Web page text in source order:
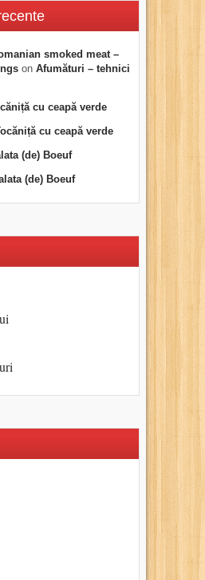
smoked meat –
on Afumături – tehnici
cu ceapă verde
cu ceapă verde
(de) Boeuf
(de) Boeuf